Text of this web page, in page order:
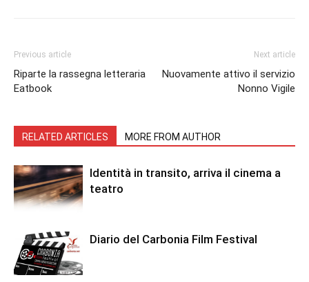
Previous article
Riparte la rassegna letteraria
Eatbook
Next article
Nuovamente attivo il servizio
Nonno Vigile
RELATED ARTICLES MORE FROM AUTHOR
Identità in transito, arriva il cinema a
teatro
Diario del Carbonia Film Festival